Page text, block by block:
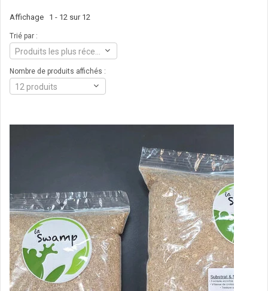
Affichage 1 - 12 sur 12
Trié par :
Nombre de produits affichés :
12 produits